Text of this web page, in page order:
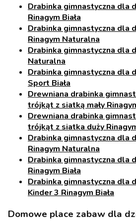
Drabinka gimnastyczna dla
Rinagym Biała
Drabinka gimnastyczna dla
Rinagym Naturalna
Drabinka gimnastyczna dla
Naturalna
Drabinka gimnastyczna dla
Sport Biała
Drewniana drabinka
trójkąt z siatką mały
Drewniana drabinka
trójkąt z siatka duży
Drabinka gimnastyczna dla
Rinagym Naturalna
Drabinka gimnastyczna dla
Rinagym Biała
Drabinka gimnastyczna dla
Kinder 3 Rinagym Biała
Domowe place zabaw dla